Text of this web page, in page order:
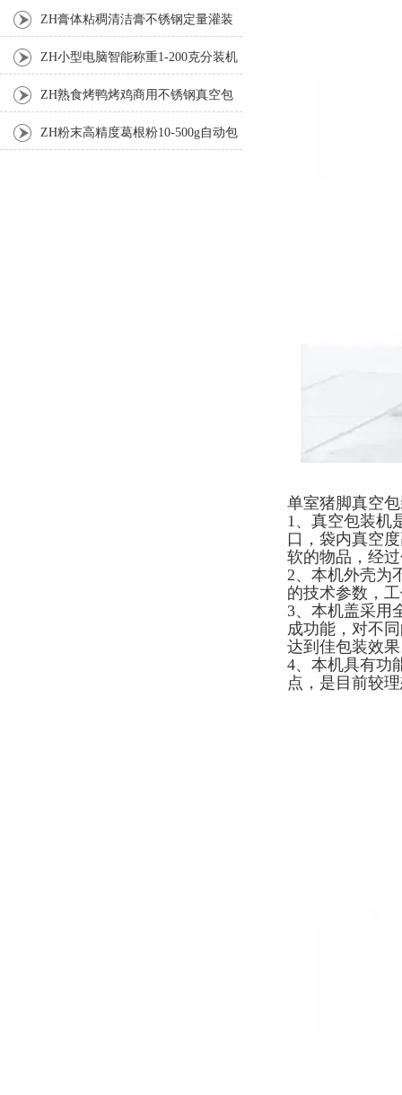
单室猪脚真空
1、真空包装机
口，袋内真空
软的物品，经
2、本机外壳为
的技术参数，
3、本机盖采用
成功能，对不
达到佳包装效
4、本机具有功
点，是目前较
ZH膏体粘稠清洁膏不锈钢定量灌装
机厂家 ZH小型电脑智能称重1-200克分装机
ZH熟食烤鸭烤鸡商用不锈钢真空包
装机 ZH粉末高精度葛根粉10-500g自动包